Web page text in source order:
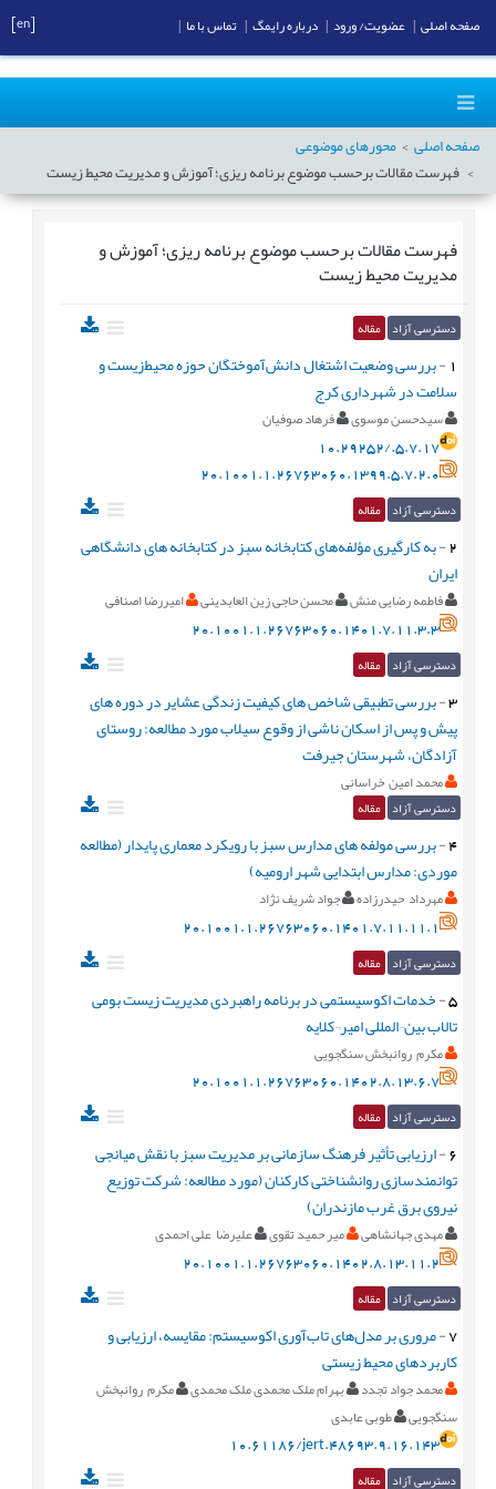
صفحه اصلی
محورهای موضوعی
فهرست مقالات برحسب موضوعبرنامه ریزی؛ آموزش و مدیریت محیط زیست
فهرست مقالات برحسب موضوعبرنامه ریزی؛ آموزش و
مدیریت محیط زیست
دسترسی آزاد مقاله
-بررسی وضعیت اشتغال دانش‌آموختگان حوزه محیط‌زیست و
سلامت در شهرداری کرج
سیدحسن موسوی فرهاد صوفیان
10.29252/.5.7.17
20.1001.1.26763060.1399.5.7.2.0
دسترسی آزاد مقاله
2
-به کارگیری مؤلفه‌های کتابخانه سبز در کتابخانه های دانشگاهی
ایران
فاطمه رضایی منش محسن حاجی زین العابدینی امیررضا اصنافی
20.1001.1.26763060.1401.7.11.3.3
دسترسی آزاد مقاله
3
-بررسی تطبیقی شاخص های کیفیت زندگی عشایر در دوره های
پیش و پس از اسکان ناشی از وقوع سیلاب مورد مطالعه: روستای
آزادگان، شهرستان جیرفت
محمد امین خراسانی
دسترسی آزاد مقاله
4
-بررسی مولفه های مدارس سبز با رویکرد معماری پایدار (مطالعه
موردی: مدارس ابتدایی شهر ارومیه)
مهرداد حیدرزاده جواد شریف نژاد
20.1001.1.26763060.1401.7.11.11.1
دسترسی آزاد مقاله
5
-خدمات اکوسیستمی در برنامه راهبردی مدیریت زیست بومی
تالاب بین¬المللی امیر¬کلایه
مکرم روانبخش سنگجویی
20.1001.1.26763060.1402.8.13.6.7
دسترسی آزاد مقاله
6
-ارزیابی تأثیر فرهنگ سازمانی بر مدیریت سبز با نقش میانجی
توانمندسازی روانشناختی کارکنان (مورد مطالعه: شرکت توزیع
نیروی برق غرب مازندران)
مهدی جهانشاهی میر حمید تقوی علیرضا علی احمدی
20.1001.1.26763060.1402.8.13.11.2
دسترسی آزاد مقاله
7
-مروری بر مدل‌های تاب‌آوری اکوسیستم: مقایسه، ارزیابی و
کاربردهای محیط ‌زیستی
محمد جواد تجدد بهرام ملک محمدی ملک محمدی
مکرم روانبخش
سنگجویی
طوبی عابدی
10.61186/jert.48693.9.16.143
دسترسی آزاد مقاله
صفحه اصلی عضویت/ ورود درباره رایمگ تماس با ما